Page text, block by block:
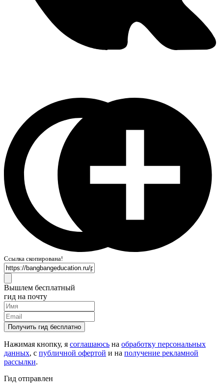
Ссылка скопирована!
Вышлем бесплатный
гид на почту
Получить гид бесплатно
Нажимая кнопку, я соглашаюсь на обработку персональных
данных, с публичной офертой и на получение рекламной
рассылки.
Гид отправлен